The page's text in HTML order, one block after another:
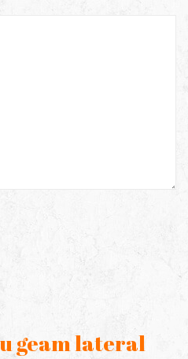
geam lateral